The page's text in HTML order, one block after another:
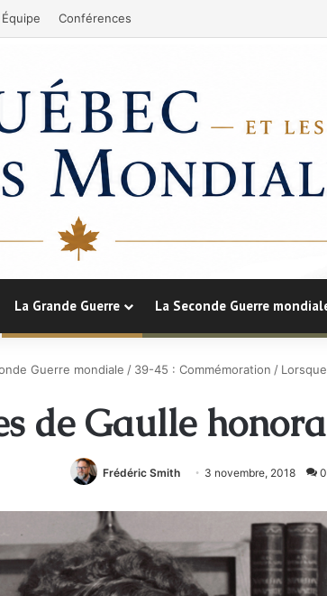
Équipe Conférences
La Grande Guerre La Seconde Guerre
Guerre mondiale / 39-45 : Commémoration /
de Gaulle
Frédéric Smith 3 novembre, 2018 0